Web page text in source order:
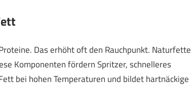
Das erhöht oft den Rauchpunkt. Naturfette
Komponenten fördern Spritzer, schnelleres
bei hohen Temperaturen und bildet hartnäckige